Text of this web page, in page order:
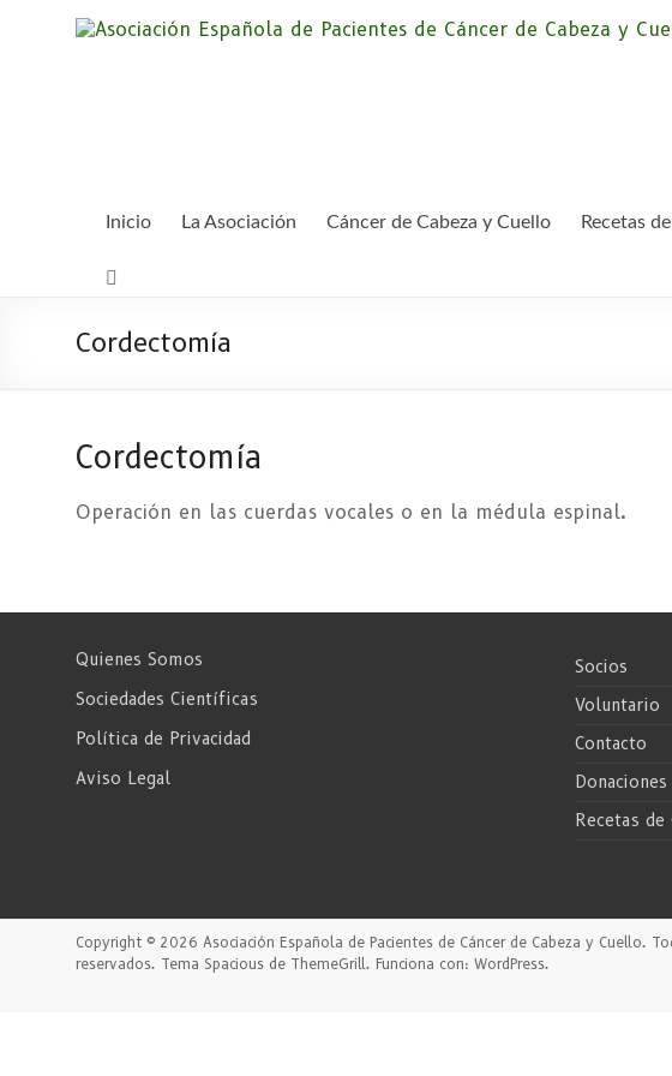
Inicio La Asociación Cáncer de Cabeza y Cuello Recetas
Cordectomía
Cordectomía
Operación en las cuerdas vocales o en la médula espinal.
Quienes Somos
Sociedades Científicas
Política de Privacidad
Aviso Legal
Socios
Voluntario
Contacto
Donaciones
Recetas de
Copyright © 2026 Asociación Española de Pacientes de Cáncer de Cabeza y Cuello.
reservados. Tema Spacious de ThemeGrill. Funciona con: WordPress.